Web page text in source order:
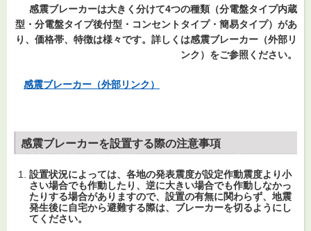
感震ブレーカーは大きく分けて4つの種類（分電盤タイプ内蔵
型・分電盤タイプ後付型・コンセントタイプ・簡易タイプ）があ
り、価格帯、特徴は様々です。詳しくは感震ブレーカー（外部リ
ンク）をご参照ください。
感震ブレーカー（外部リンク）
感震ブレーカーを設置する際の注意事項
設置状況によっては、各地の発表震度が設定作動震度より小
さい場合でも作動したり、逆に大きい場合でも作動しなかっ
たりする場合がありますので、設置の有無に関わらず、地震
発生後に自宅から避難する際は、ブレーカーを切るようにし
てください。